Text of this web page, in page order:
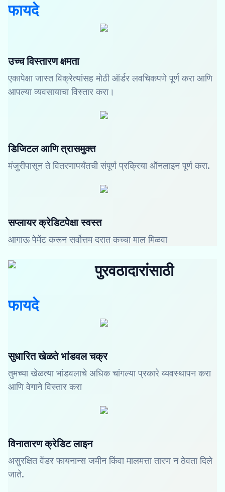
फायदे
उच्च विस्तारण क्षमता
एकापेक्षा जास्त विक्रेत्यांसह मोठी ऑर्डर लवचिकपणे पूर्ण करा आणि
आपल्या व्यवसायाचा विस्तार करा।
डिजिटल आणि त्रासमुक्त
मंजुरीपासून ते वितरणापर्यंतची संपूर्ण प्रक्रिया ऑनलाइन पूर्ण करा.
सप्लायर क्रेडिटपेक्षा स्वस्त
आगाऊ पेमेंट करून सर्वोत्तम दरात कच्चा माल मिळवा
पुरवठादारांसाठी
फायदे
सुधारित खेळते भांडवल चक्र
तुमच्या खेळत्या भांडवलाचे अधिक चांगल्या प्रकारे व्यवस्थापन करा
आणि वेगाने विस्तार करा
विनातारण क्रेडिट लाइन
असुरक्षित वेंडर फायनान्स जमीन किंवा मालमत्ता तारण न ठेवता दिले
जाते.